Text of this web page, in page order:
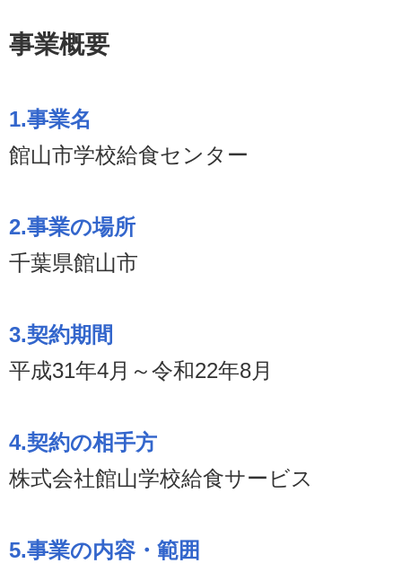
事業概要
1.事業名
館山市学校給食センター
2.事業の場所
千葉県館山市
3.契約期間
平成31年4月～令和22年8月
4.契約の相手方
株式会社館山学校給食サービス
5.事業の内容・範囲